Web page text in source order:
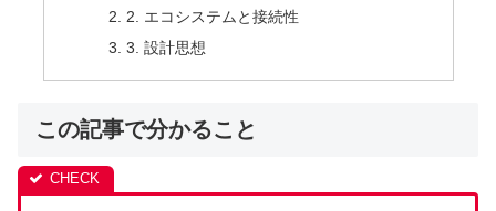
2. エコシステムと接続性
3. 設計思想
この記事で分かること